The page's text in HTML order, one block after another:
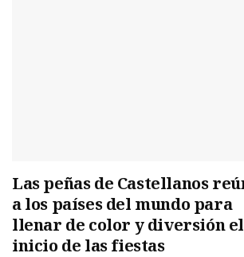
Las peñas de Castellanos
a los países del mundo para
llenar de color y diversión el
inicio de las fiestas